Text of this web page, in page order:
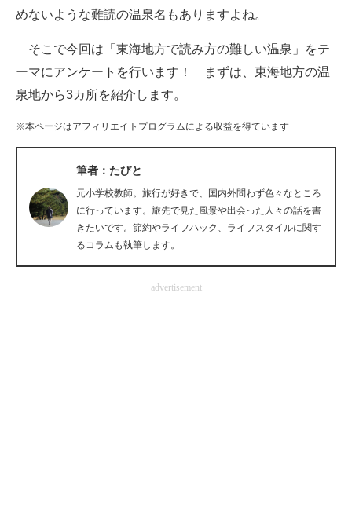
スマホと通信の最新トレンド
進化するPCとデバイスの未来
ビジネスと働き方のヒント
企業ITのトレンドを詳説
経営リーダーのコミュニティ
ITエンジニア向け専門サイト
めないような難読の温泉名もありますよね。
そこで今回は「東海地方で読み方の難しい温泉」をテ
ーマにアンケートを行います！ まずは、東海地方の温
泉地から3カ所を紹介します。
※本ページはアフィリエイトプログラムによる収益を得ています
筆者：たびと
元小学校教師。旅行が好きで、国内外問わず色々なところ
に行っています。旅先で見た風景や出会った人々の話を書
きたいです。節約やライフハック、ライフスタイルに関す
るコラムも執筆します。
advertisement